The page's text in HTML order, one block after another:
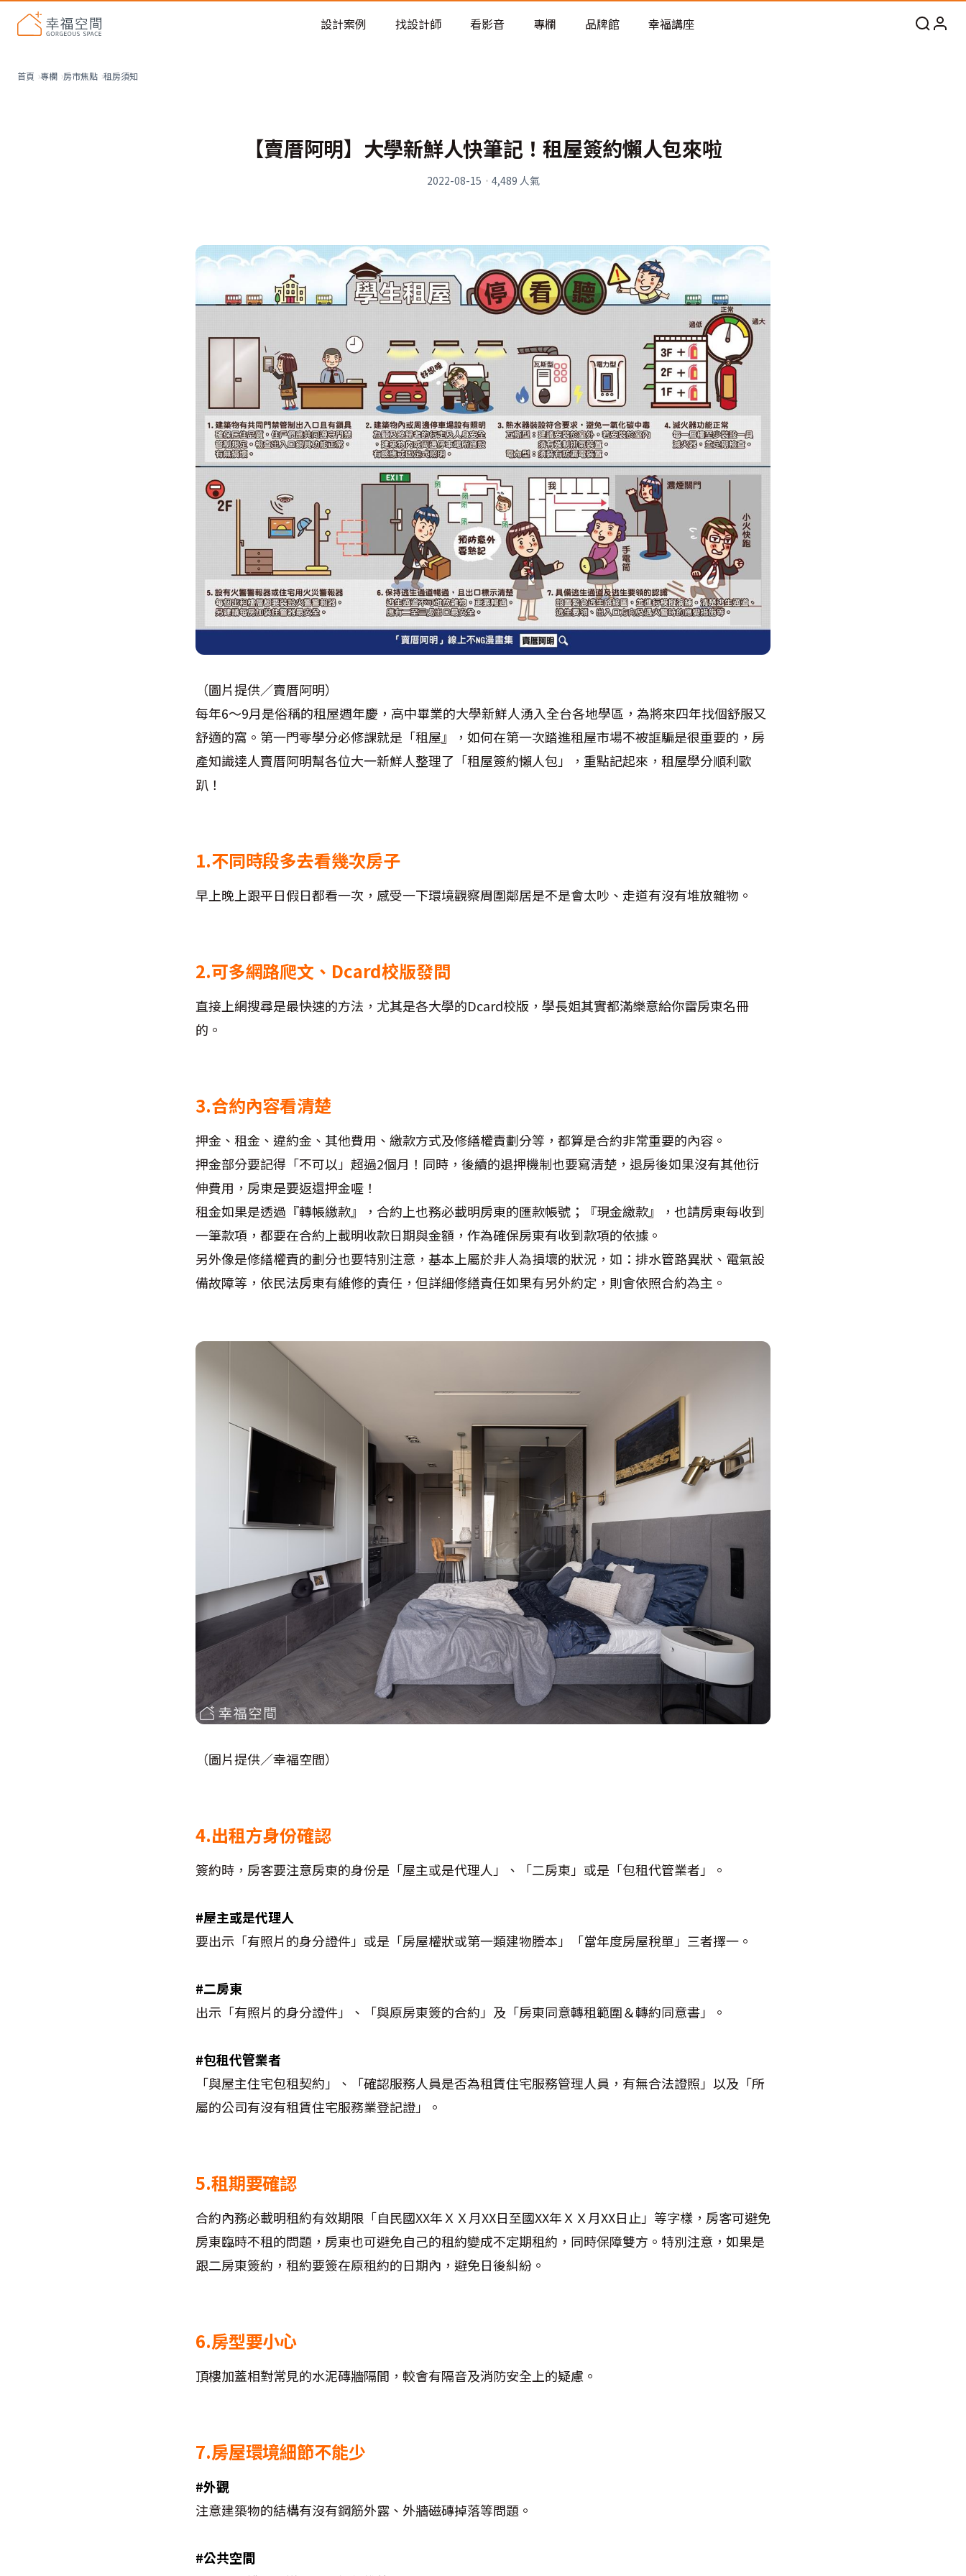
老屋預算分配與高 CP 值煥新術
設計案例 找設計師 看影音 專欄 品牌館 幸福講座
首頁 專欄 房市焦點 租房須知
【賣厝阿明】大學新鮮人快筆記！租屋簽約懶人包來啦
2022-08-15 · 4,489 人氣
（圖片提供／賣厝阿明）
每年6～9月是俗稱的租屋週年慶，高中畢業的大學新鮮人湧入全台各地學區，為將來四年找個舒服又
舒適的窩。第一門零學分必修課就是「租屋』，如何在第一次踏進租屋市場不被誆騙是很重要的，房
產知識達人賣厝阿明幫各位大一新鮮人整理了「租屋簽約懶人包」，重點記起來，租屋學分順利歐
趴！
1.不同時段多去看幾次房子
早上晚上跟平日假日都看一次，感受一下環境觀察周圍鄰居是不是會太吵、走道有沒有堆放雜物。
2.可多網路爬文、Dcard校版發問
直接上網搜尋是最快速的方法，尤其是各大學的Dcard校版，學長姐其實都滿樂意給你雷房東名冊
的。
3.合約內容看清楚
押金、租金、違約金、其他費用、繳款方式及修繕權責劃分等，都算是合約非常重要的內容。
押金部分要記得「不可以」超過2個月！同時，後續的退押機制也要寫清楚，退房後如果沒有其他衍
伸費用，房東是要返還押金喔！
租金如果是透過『轉帳繳款』，合約上也務必載明房東的匯款帳號；『現金繳款』，也請房東每收到
一筆款項，都要在合約上載明收款日期與金額，作為確保房東有收到款項的依據。
另外像是修繕權責的劃分也要特別注意，基本上屬於非人為損壞的狀況，如：排水管路異狀、電氣設
備故障等，依民法房東有維修的責任，但詳細修繕責任如果有另外約定，則會依照合約為主。
（圖片提供／幸福空間）
4.出租方身份確認
簽約時，房客要注意房東的身份是「屋主或是代理人」、「二房東」或是「包租代管業者」。
#屋主或是代理人
要出示「有照片的身分證件」或是「房屋權狀或第一類建物謄本」「當年度房屋稅單」三者擇一。
#二房東
出示「有照片的身分證件」、「與原房東簽的合約」及「房東同意轉租範圍＆轉約同意書」。
#包租代管業者
「與屋主住宅包租契約」、「確認服務人員是否為租賃住宅服務管理人員，有無合法證照」以及「所
屬的公司有沒有租賃住宅服務業登記證」。
5.租期要確認
合約內務必載明租約有效期限「自民國XX年ＸＸ月XX日至國XX年ＸＸ月XX日止」等字樣，房客可避免
房東臨時不租的問題，房東也可避免自己的租約變成不定期租約，同時保障雙方。特別注意，如果是
跟二房東簽約，租約要簽在原租約的日期內，避免日後糾紛。
6.房型要小心
頂樓加蓋相對常見的水泥磚牆隔間，較會有隔音及消防安全上的疑慮。
7.房屋環境細節不能少
#外觀
注意建築物的結構有沒有鋼筋外露、外牆磁磚掉落等問題。
#公共空間